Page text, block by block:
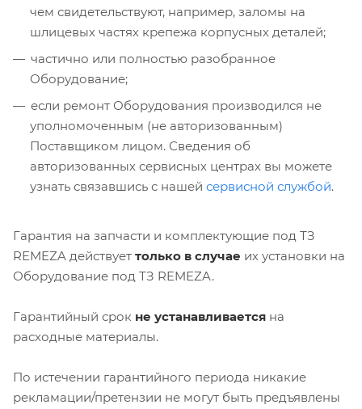
чем свидетельствуют, например, заломы на
шлицевых частях крепежа корпусных деталей;
частично или полностью разобранное
Оборудование;
если ремонт Оборудования производился не
уполномоченным (не авторизованным)
Поставщиком лицом. Сведения об
авторизованных сервисных центрах вы можете
узнать связавшись с нашей сервисной службой.
Гарантия на запчасти и комплектующие под ТЗ
REMEZA действует только в случае их установки на
Оборудование под ТЗ REMEZA.
Гарантийный срок не устанавливается на
расходные материалы.
По истечении гарантийного периода никакие
рекламации/претензии не могут быть предъявлены